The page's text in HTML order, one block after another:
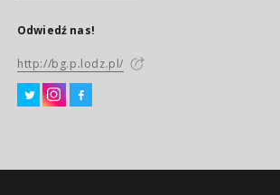
Odwiedź nas!
http://bg.p.lodz.pl/